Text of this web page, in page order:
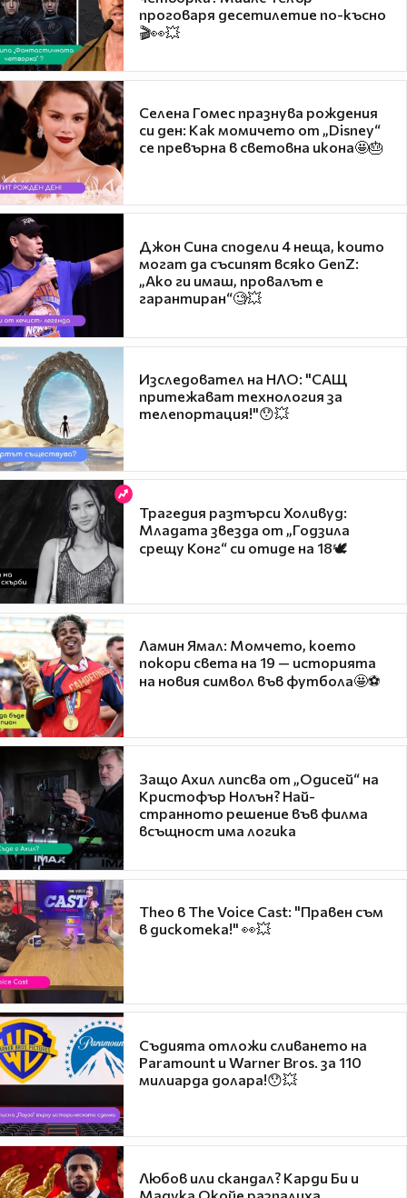
проговаря десетилетие по-късно
🎬👀💥
Селена Гомес празнува рождения
си ден: Как момичето от „Disney“
се превърна в световна икона🤩🎂
Джон Сина сподели 4 неща, които
могат да съсипят всяко GenZ:
„Ако ги имаш, провалът е
гарантиран“🧐💥
Изследовател на НЛО: "САЩ
притежават технология за
телепортация!"😯💥
Трагедия разтърси Холивуд:
Младата звезда от „Годзила
срещу Конг“ си отиде на 18🕊️
Ламин Ямал: Момчето, което
покори света на 19 — историята
на новия символ във футбола🤩⚽
Защо Ахил липсва от „Одисей“ на
Кристофър Нолън? Най-
странното решение във филма
всъщност има логика
Theo в The Voice Cast: "Правен съм
в дискотека!" 👀💥
Съдията отложи сливането на
Paramount и Warner Bros. за 110
милиарда долара!😯💥
Любов или скандал? Карди Би и